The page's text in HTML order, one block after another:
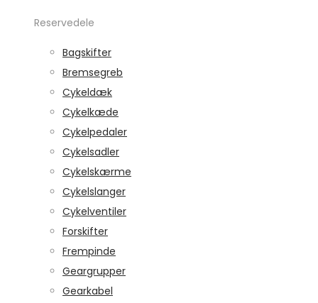
Reservedele
Bagskifter
Bremsegreb
Cykeldæk
Cykelkæde
Cykelpedaler
Cykelsadler
Cykelskærme
Cykelslanger
Cykelventiler
Forskifter
Frempinde
Geargrupper
Gearkabel